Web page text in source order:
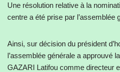
Une résolution relative à la
centre a été prise par l’assemblée
Ainsi, sur décision du président
l’assemblée générale a approuvé
GAZARI Latifou comme directeur